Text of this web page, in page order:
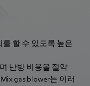
할 수 있도록 높은
난방 비용을 절약
gas blower는 이러